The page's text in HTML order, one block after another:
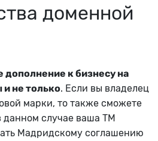
доменной
дополнение к бизнесу на
не только. Если вы владелец
марки, то также сможете
данном случае ваша ТМ
Мадридскому соглашению